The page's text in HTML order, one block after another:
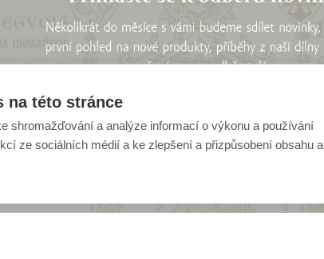
na této stránce
shromažďování a analýze informací o výkonu a používání
ze sociálních médií a ke zlepšení a přizpůsobení obsahu a